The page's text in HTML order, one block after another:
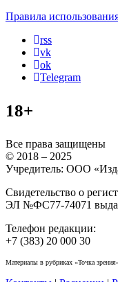
Правила
rss
vk
ok
Telegram
18+
Все права защищены
© 2018 – 2025
Учредитель: ООО
Свидетельство о
ЭЛ №ФС77-74071
Телефон редакции:
+7 (383) 20 000 30
Материалы в рубриках «Точка